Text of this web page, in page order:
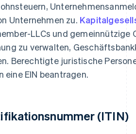
Unternehmen zu.
LLCs und gemeinnützige
zu verwalten,
Berechtigte juristische
eine EIN beantragen.
(ITIN)